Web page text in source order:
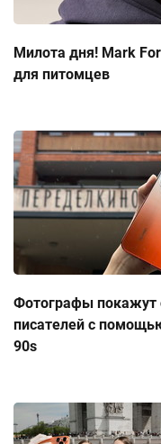
Милота дня! Mark
для питомцев
Фотографы покажут
писателей с
90s